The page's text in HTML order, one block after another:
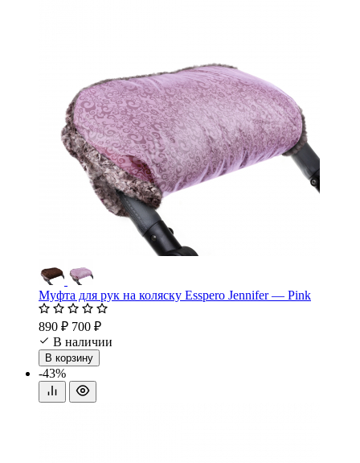
Муфта для рук на коляску Esspero Jennifer — Pink
890 ₽ 700 ₽
В наличии
В корзину
-43%